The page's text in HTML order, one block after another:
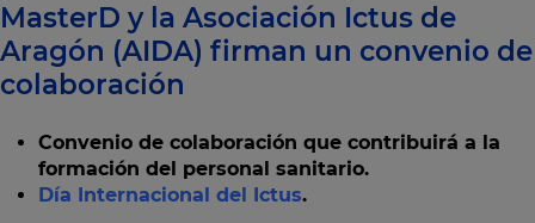
MasterD y la Asociación Ictus de
Aragón (AIDA) firman un convenio de
colaboración
Convenio de colaboración que contribuirá a la
formación del personal sanitario.
Día Internacional del Ictus.